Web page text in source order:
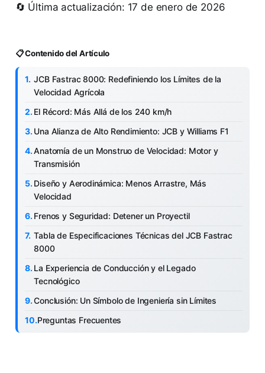
🔄 Última actualización: 17 de enero de 2026
📋 Contenido del Artículo
JCB Fastrac 8000: Redefiniendo los Límites de la
Velocidad Agrícola
El Récord: Más Allá de los 240 km/h
Una Alianza de Alto Rendimiento: JCB y Williams F1
Anatomía de un Monstruo de Velocidad: Motor y
Transmisión
Diseño y Aerodinámica: Menos Arrastre, Más
Velocidad
Frenos y Seguridad: Detener un Proyectil
Tabla de Especificaciones Técnicas del JCB Fastrac
8000
La Experiencia de Conducción y el Legado
Tecnológico
Conclusión: Un Símbolo de Ingeniería sin Límites
Preguntas Frecuentes